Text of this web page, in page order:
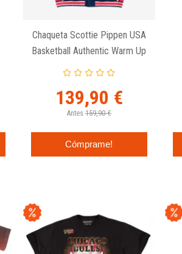
Chaqueta Scottie Pippen USA
Basketball Authentic Warm Up
1992 - Mitchell And Ness
139,90 €
Antes 159,90 €
Cómprame!